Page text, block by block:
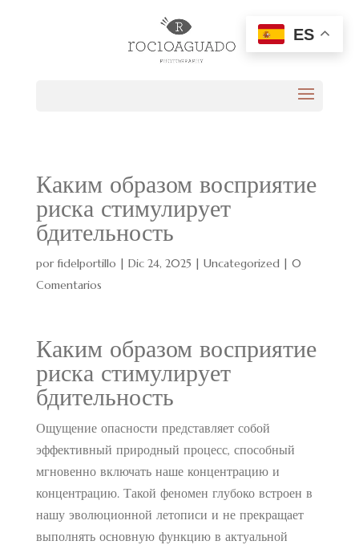
Каким образом восприятие
риска стимулирует
бдительность
porfidelportillo | Dic 24, 2025 | Uncategorized| 0
Comentarios
Каким образом восприятие
риска стимулирует
бдительность
Ощущение опасности представляет собой
эффективный природный процесс, способный
мгновенно включать наше концентрацию и
концентрацию. Такой феномен глубоко встроен в
нашу эволюционной летописи и не прекращает
выполнять основную функцию в актуальной
ES